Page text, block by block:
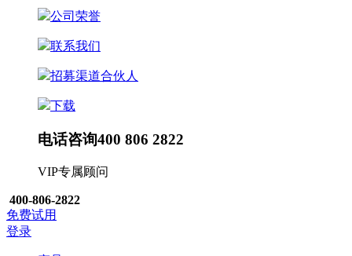
公司荣誉
联系我们
招募渠道合伙人
下载
电话咨询400 806 2822
VIP专属顾问
400-806-2822
免费试用
登录